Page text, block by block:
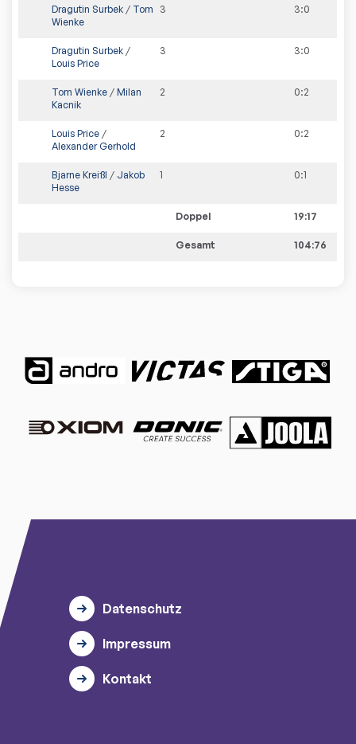
Dragutin Surbek / Tom
Wienke
3 3:0
Dragutin Surbek /
Louis Price
3 3:0
Tom Wienke / Milan
Kacnik
2 0:2
Louis Price /
Alexander Gerhold
2 0:2
Bjarne Kreißl / Jakob
Hesse
1 0:1
Doppel 19:17
Gesamt 104:76
Datenschutz
Impressum
Kontakt